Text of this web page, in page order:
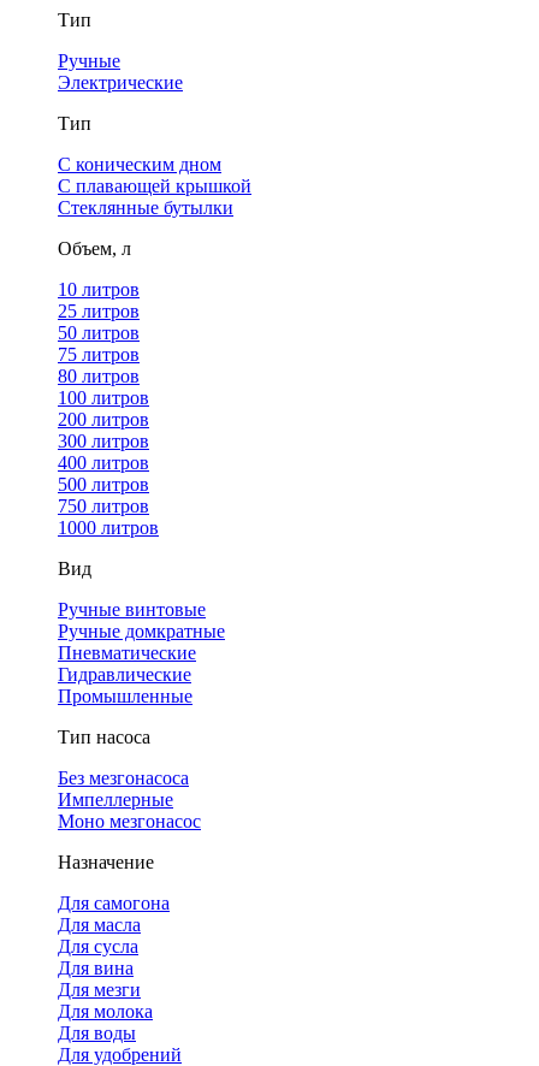
Тип
Ручные
Электрические
Тип
С коническим дном
С плавающей крышкой
Стеклянные бутылки
Объем, л
10 литров
25 литров
50 литров
75 литров
80 литров
100 литров
200 литров
300 литров
400 литров
500 литров
750 литров
1000 литров
Вид
Ручные винтовые
Ручные домкратные
Пневматические
Гидравлические
Промышленные
Тип насоса
Без мезгонасоса
Импеллерные
Моно мезгонасос
Назначение
Для самогона
Для масла
Для сусла
Для вина
Для мезги
Для молока
Для воды
Для удобрений